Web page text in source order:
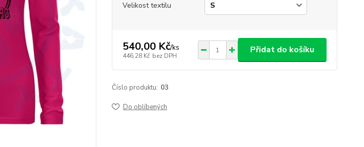
Velikost textilu
540,00 Kč/ks
446,28 Kč bez DPH
Přidat do košíku
Číslo produktu: 03
Do oblíbených